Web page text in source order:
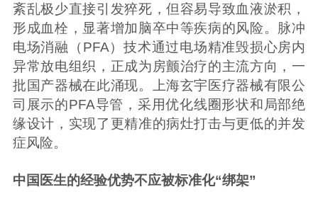
紊乱极少直接引发猝死，但容易导致血液淤积，
形成血栓，显著增加脑卒中等疾病的风险。脉冲
电场消融（PFA）技术通过电场精准毁损心房内
异常放电组织，正成为房颤治疗的主流方向，一
批国产器械在此涌现。上海玄宇医疗器械有限公
司展示的PFA导管，采用优化线圈形状和局部绝
缘设计，实现了更精准的病灶打击与更低的并发
症风险。
中国医生的经验优势不应被标准化“绑架”